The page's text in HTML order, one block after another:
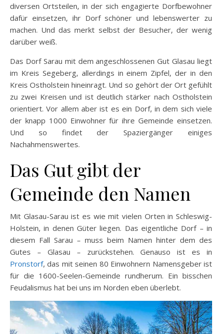
diversen Ortsteilen, in der sich engagierte Dorfbewohner
dafür einsetzen, ihr Dorf schöner und lebenswerter zu
machen. Und das merkt selbst der Besucher, der wenig
darüber weiß.
Das Dorf Sarau mit dem angeschlossenen Gut Glasau liegt
im Kreis Segeberg, allerdings in einem Zipfel, der in den
Kreis Ostholstein hineinragt. Und so gehört der Ort gefühlt
zu zwei Kreisen und ist deutlich stärker nach Ostholstein
orientiert. Vor allem aber ist es ein Dorf, in dem sich viele
der knapp 1000 Einwohner für ihre Gemeinde einsetzen.
Und so findet der Spaziergänger einiges
Nachahmenswertes.
Das Gut gibt der
Gemeinde den Namen
Mit Glasau-Sarau ist es wie mit vielen Orten in Schleswig-
Holstein, in denen Güter liegen. Das eigentliche Dorf – in
diesem Fall Sarau – muss beim Namen hinter dem des
Gutes – Glasau – zurückstehen. Genauso ist es in
Pronstorf, das mit seinen 80 Einwohnern Namensgeber ist
für die 1600-Seelen-Gemeinde rundherum. Ein bisschen
Feudalismus hat bei uns im Norden eben überlebt.